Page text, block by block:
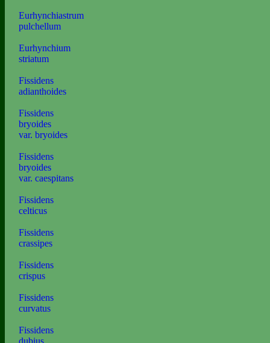
Eurhynchiastrum
pulchellum
Eurhynchium
striatum
Fissidens
adianthoides
Fissidens
bryoides
var. bryoides
Fissidens
bryoides
var. caespitans
Fissidens
celticus
Fissidens
crassipes
Fissidens
crispus
Fissidens
curvatus
Fissidens